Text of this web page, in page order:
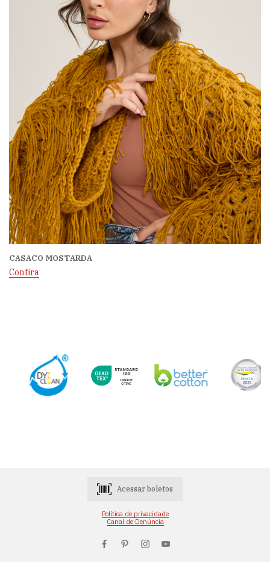
CASACO MOSTARDA
Confira
Acessar boletos
Política de privacidade
Canal de Denúncia